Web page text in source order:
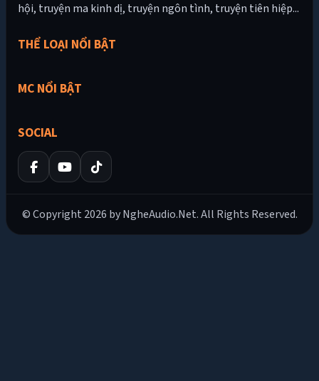
hội, truyện ma kinh dị, truyện ngôn tình, truyện tiên hiệp...
THỂ LOẠI NỔI BẬT
MC NỔI BẬT
SOCIAL
© Copyright 2026 by NgheAudio.Net. All Rights Reserved.